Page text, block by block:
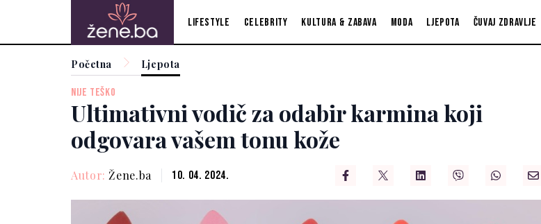
Lifestyle Celebrity Kultura & zabava Moda Ljepota Čuvaj zdravlje
Početna Ljepota
NIJE TEŠKO
Ultimativni vodič za odabir karmina koji
odgovara vašem tonu kože
Autor: Žene.ba 10. 04. 2024.